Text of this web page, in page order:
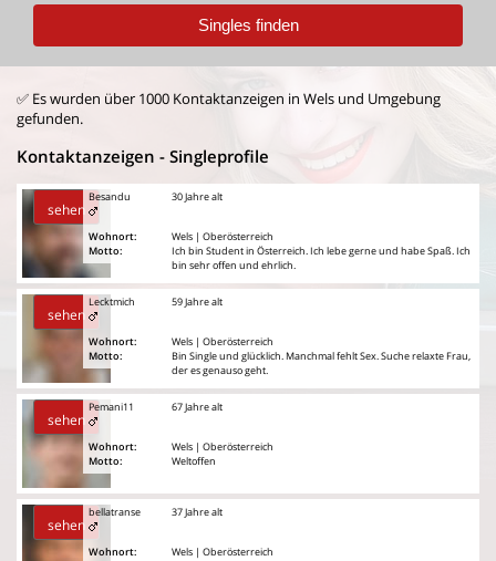
✅ Es wurden über 1000 Kontaktanzeigen in Wels und Umgebung
gefunden.
Kontaktanzeigen - Singleprofile
sehen
Besandu
Wohnort:
Motto:
30 Jahre alt
Wels | Oberösterreich
Ich bin Student in Österreich. Ich lebe gerne und habe Spaß. Ich
bin sehr offen und ehrlich.
sehen
Lecktmich
Wohnort:
Motto:
59 Jahre alt
Wels | Oberösterreich
Bin Single und glücklich. Manchmal fehlt Sex. Suche relaxte Frau,
der es genauso geht.
sehen
Pemani11
Wohnort:
Motto:
67 Jahre alt
Wels | Oberösterreich
Weltoffen
sehen
bellatranse
Wohnort:
37 Jahre alt
Wels | Oberösterreich